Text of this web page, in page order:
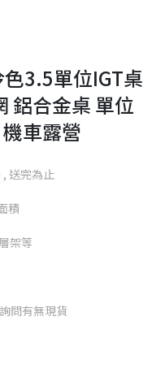
色3.5單位IGT桌
鋁合金桌 單位
車露營
送完為止
積
架等
問有無現貨